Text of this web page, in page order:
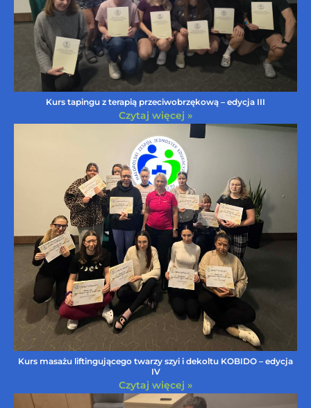
Kurs tapingu z terapią przeciwobrzękową – edycja III
Czytaj więcej »
Kurs masażu liftingującego twarzy szyi i dekoltu KOBIDO – edycja
IV
Czytaj więcej »